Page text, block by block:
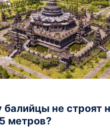
не строят
метров?